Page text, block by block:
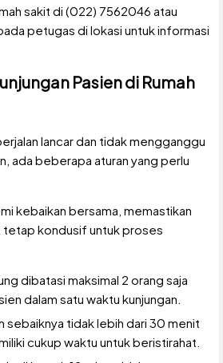
sakit di (022) 7562046 atau
petugas di lokasi untuk informasi
Pasien di Rumah
lancar dan tidak mengganggu
ada beberapa aturan yang perlu
kebaikan bersama, memastikan
tetap kondusif untuk proses
dibatasi maksimal 2 orang saja
dalam satu waktu kunjungan.
sebaiknya tidak lebih dari 30 menit
cukup waktu untuk beristirahat.